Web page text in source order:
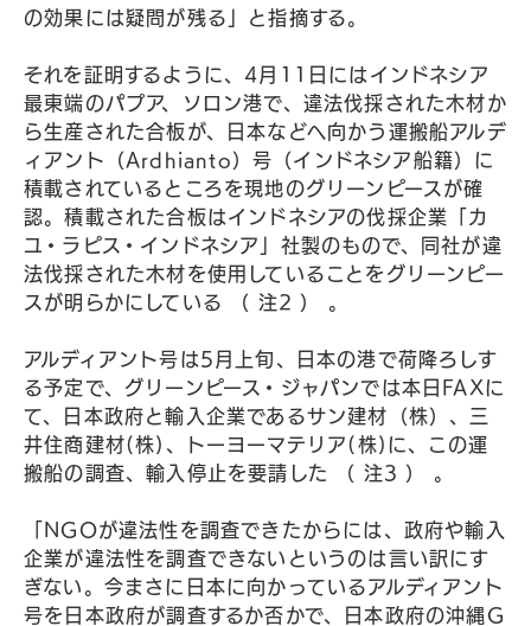
の効果には疑問が残る」と指摘する。
それを証明するように、4月11日にはインドネシア
最東端のパプア、ソロン港で、違法伐採された木材か
ら生産された合板が、日本などへ向かう運搬船アルデ
ィアント（Ardhianto）号（インドネシア船籍）に
積載されているところを現地のグリーンピースが確
認。積載された合板はインドネシアの伐採企業「カ
ユ・ラピス・インドネシア」社製のもので、同社が違
法伐採された木材を使用していることをグリーンピー
スが明らかにしている （ 注2 ） 。
アルディアント号は5月上旬、日本の港で荷降ろしす
る予定で、グリーンピース・ジャパンでは本日FAXに
て、日本政府と輸入企業であるサン建材（株）、三
井住商建材(株)、トーヨーマテリア(株)に、この運
搬船の調査、輸入停止を要請した （ 注3 ） 。
「NGOが違法性を調査できたからには、政府や輸入
企業が違法性を調査できないというのは言い訳にす
ぎない。今まさに日本に向かっているアルディアント
号を日本政府が調査するか否かで、日本政府の沖縄G